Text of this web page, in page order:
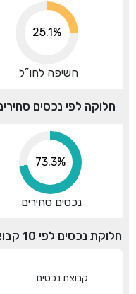
25.1%
חשיפה לחו”ל
חלוקה לפי נכסים
73.3%
נכסים סחירים
חלוקת נכסים לפי 10 קבוצות ראשיות
קבוצת נכסים